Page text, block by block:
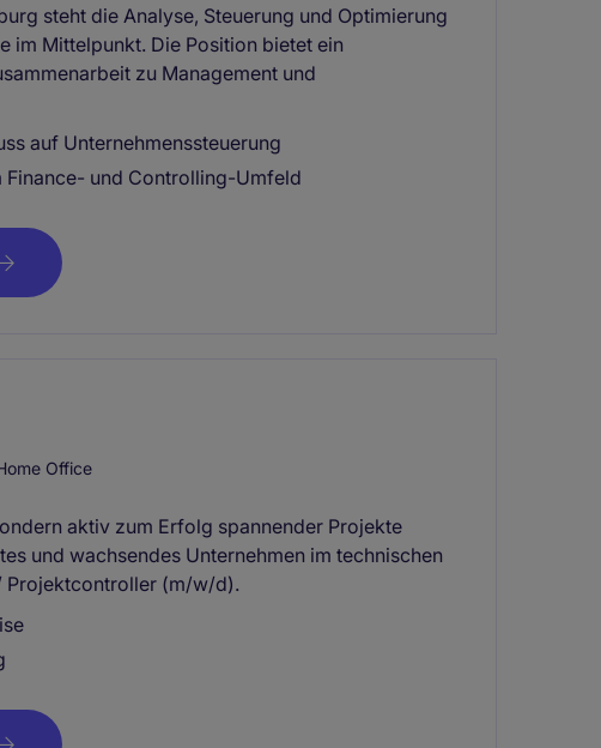
steht die Analyse, Steuerung und Optimierung
im Mittelpunkt. Die Position bietet ein
zu Management und
auf Unternehmenssteuerung
und Controlling-Umfeld
Office
aktiv zum Erfolg spannender Projekte
und wachsendes Unternehmen im technischen
Projektcontroller (m/w/d).